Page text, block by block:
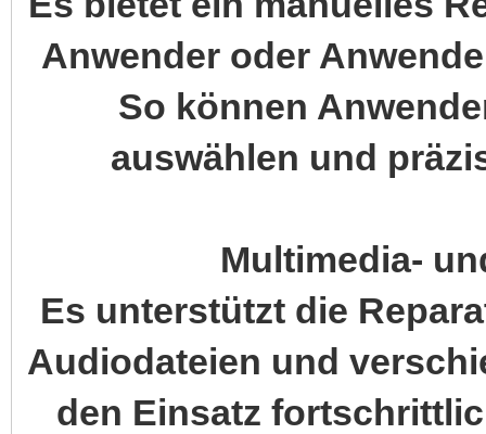
Anwender oder
So können
auswählen und
Multimedia-
Es unterstützt die
Audiodateien und
den Einsatz